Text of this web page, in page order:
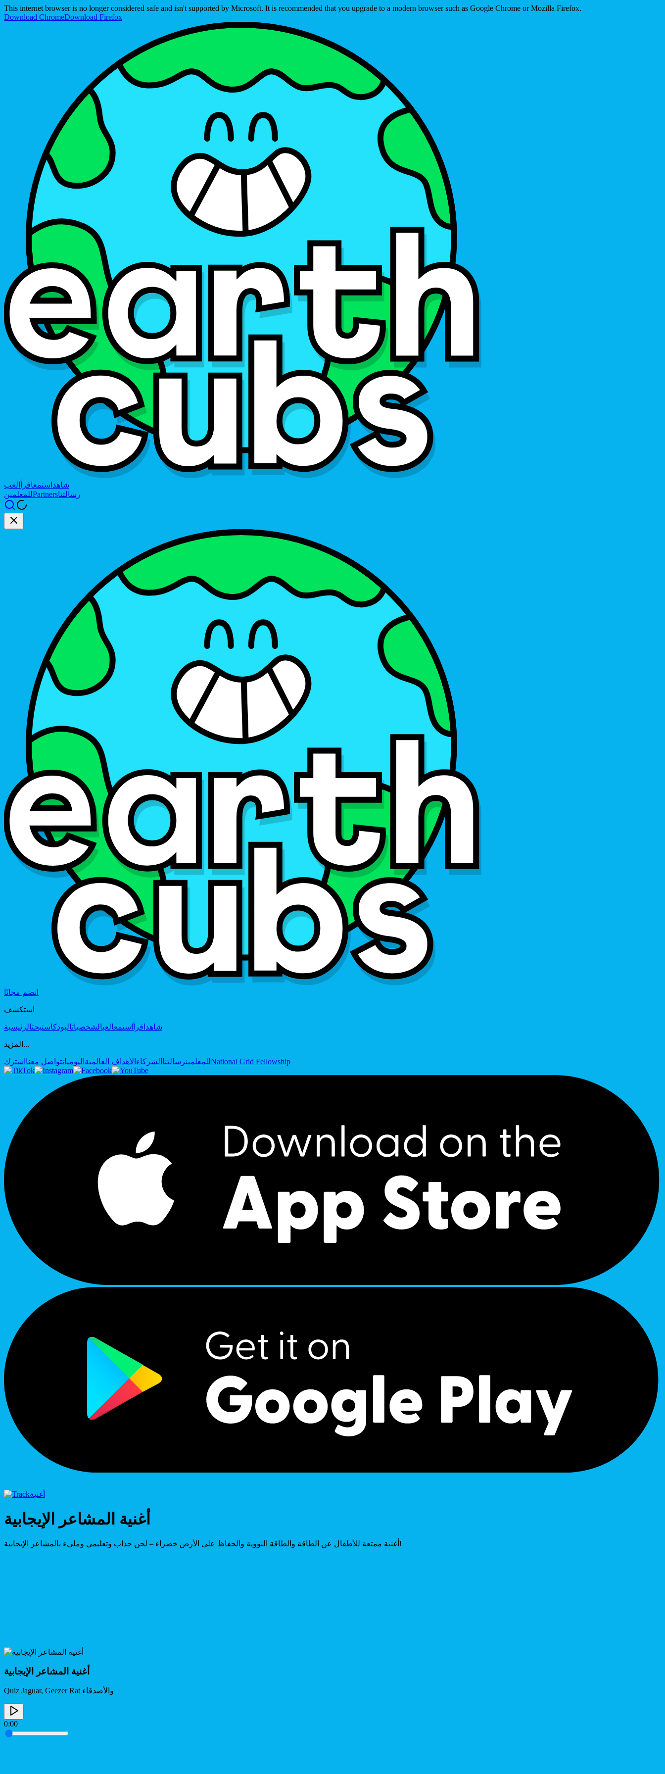
This internet browser is no longer considered safe and isn't supported by Microsoft. It is recommended that you upgrade to a modern browser such as Google Chrome or Mozilla Firefox.
Download ChromeDownload Firefox
شاهد استمعاقرأ
العب
للمعلمينPartnersرسالتنا
انضم مجانًا
استكشف
شاهد اقرأ استمعالعبالشخصياتالبودكاستبحثالرئيسية
المزيد...
للمعلمينرسالتنا الشركاء الأهداف العالمية اليومياتتواصل معنا اشترك National Grid Fellowship
أغنية
أغنية المشاعر الإيجابية
أغنية ممتعة للأطفال عن الطاقة والطاقة النووية والحفاظ على الأرض خضراء – لحن جذاب وتعليمي ومليء بالمشاعر الإيجابية!
أغنية المشاعر الإيجابية
Quiz Jaguar, Geezer Rat والأصدقاء
0:00